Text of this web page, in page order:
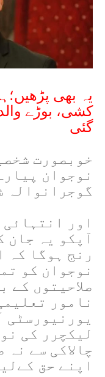
یہ بھی
کشی، بوڑے
گئی
خوبصورت
نوجوان
گوجرانوالہ
اور
آپکو یہ جان
رنج ہوگا کہ
نوجوان کو
صلاحیتوں کے
نامور
یورنیورسٹی
لیکچرر کی
چالاکی سے نہ
اپنے حق